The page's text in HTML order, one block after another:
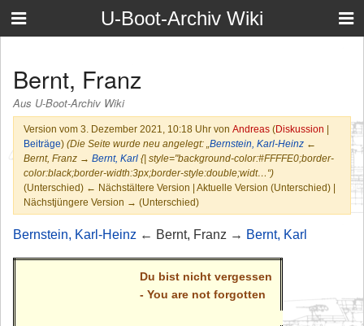
U-Boot-Archiv Wiki
Bernt, Franz
Aus U-Boot-Archiv Wiki
Version vom 3. Dezember 2021, 10:18 Uhr von Andreas (Diskussion |
Beiträge) (Die Seite wurde neu angelegt: „ Bernstein, Karl-Heinz←
Bernt, Franz → Bernt, Karl{| style="background-color:#FFFFE0;border-
color:black;border-width:3px;border-style:double;widt…“)
(Unterschied) ← Nächstältere Version | Aktuelle Version (Unterschied) |
Nächstjüngere Version → (Unterschied)
Bernstein, Karl-Heinz ← Bernt, Franz → Bernt, Karl
Du bist nicht vergessen
- You are not forgotten